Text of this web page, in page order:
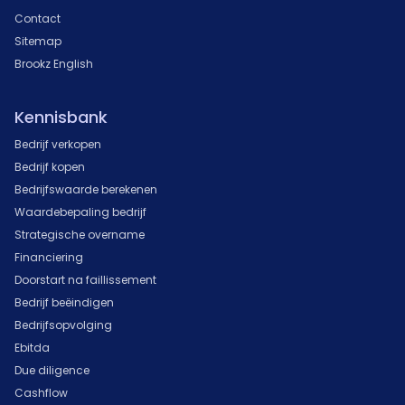
Contact
Sitemap
Brookz English
Kennisbank
Bedrijf verkopen
Bedrijf kopen
Bedrijfswaarde berekenen
Waardebepaling bedrijf
Strategische overname
Financiering
Doorstart na faillissement
Bedrijf beëindigen
Bedrijfsopvolging
Ebitda
Due diligence
Cashflow